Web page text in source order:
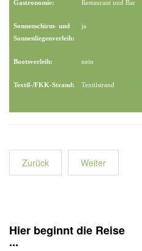
Gastronomie: Restaurant und Bar
Sonnenschirm- und
Sonnenliegenverleih:
ja
Bootsverleih: nein
Textil-/FKK-Strand: Textilstrand
Zurück Weiter
Hier beginnt die Reise
...